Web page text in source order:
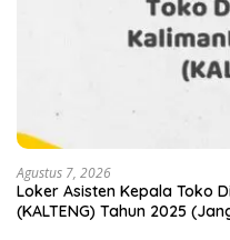
Agustus 7, 2026
Loker Asisten Kepala Toko
(KALTENG) Tahun 2025